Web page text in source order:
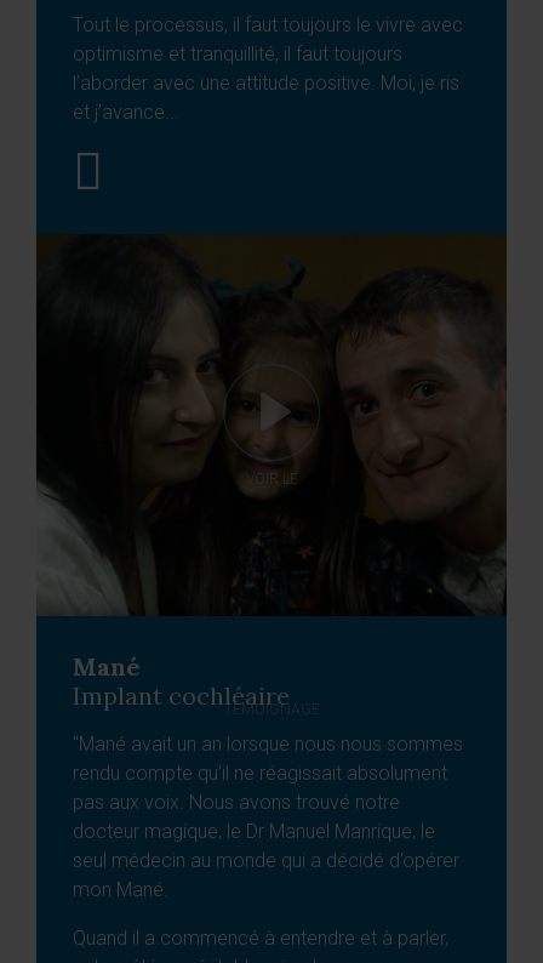
Tout le processus, il faut toujours le vivre avec
optimisme et tranquillité, il faut toujours
l’aborder avec une attitude positive. Moi, je ris
et j’avance...
Mané
Implant cochléaire
"Mané avait un an lorsque nous nous sommes
rendu compte qu’il ne réagissait absolument
pas aux voix. Nous avons trouvé notre
docteur magique, le Dr Manuel Manrique, le
seul médecin au monde qui a décidé d’opérer
mon Mané.
Quand il a commencé à entendre et à parler,
VOIR LE
TÉMOIGNAGE